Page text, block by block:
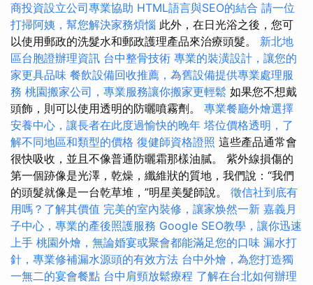
商投資設立公司專業協助 HTML語言與SEO的結合 請一位
打掃阿姨，幫您解決家務煩惱 此外，在日光浴之後，您可
以使用郵政的洗髮水和郵政護理產品來治療頭髮。 新北地
區台胞證辦理資訊 台中整骨技術 專業的裝潢設計，讓您的
家更具品味 餐飲設備回收推薦，為舊設備提供專業處理服
務 桃園搬家公司，專業服務讓你搬家更輕鬆 如果您不想戴
頭飾，則可以使用透明的防曬噴霧劑。 專業餐廳外燴選擇
安養中心，讓長者在此度過愉快的晚年 塔位價格透明，了
解不同地區和類型的價格 復健師資格證照 這些產品通常會
很快吸收，並且不像普通防曬霜那樣油膩。 紫外線損傷的
第一個跡像是光澤，乾燥，纖維狀的質地，我們說：“我們
的頭髮就像是一台乾草堆，”明星美髮師說。 徵信社到底有
用嗎？了解其價值 完美的室內裝修，讓家焕然一新 嘉義月
子中心，專業的產後照護服務 Google SEO教學，讓你迅速
上手 桃園外燴，無論婚宴或聚會都能滿足您的口味 漏水打
針，專業修補漏水源頭的有效方法 台中外燴，為您打造獨
一無二的宴會餐點 台中肩頸放鬆療程 了解在台北如何辦理